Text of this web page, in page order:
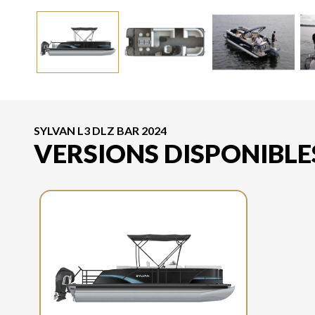
SYLVAN L3 DLZ BAR 2024
VERSIONS